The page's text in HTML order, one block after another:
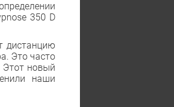
350 D
дистанцию
Это часто
Этот новый
наши